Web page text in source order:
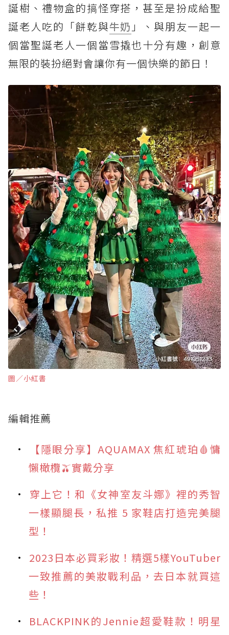
誕樹、禮物盒的搞怪穿搭，甚至是扮成給聖
誕老人吃的「餅乾與牛奶 」、與朋友一起一
個當聖誕老人一個當雪撬也十分有趣，創意
無限的裝扮絕對會讓你有一個快樂的節日！
圖∕小紅書
編輯推薦
【隱眼分享】AQUAMAX 焦紅琥珀🩸慵
懶橄欖🫒實戴分享
穿上它！和《女神室友斗娜》裡的秀智
一樣顯腿長，私推 5 家鞋店打造完美腿
型！
2023日本必買彩妝！精選5樣YouTuber
一致推薦的美妝戰利品，去日本就買這
些！
BLACKPINK的Jennie超愛鞋款！明星